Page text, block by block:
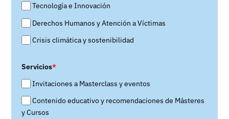
Tecnología e Innovación
Derechos Humanos y Atención a Víctimas
Crisis climática y sostenibilidad
Servicios*
Invitaciones a Masterclass y eventos
Contenido educativo y recomendaciones de Másteres
y Cursos